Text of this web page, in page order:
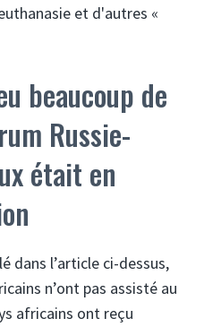
et d'autres «
beaucoup de
Russie-
était en
dans l’article ci-dessus,
n’ont pas assisté au
africains ont reçu